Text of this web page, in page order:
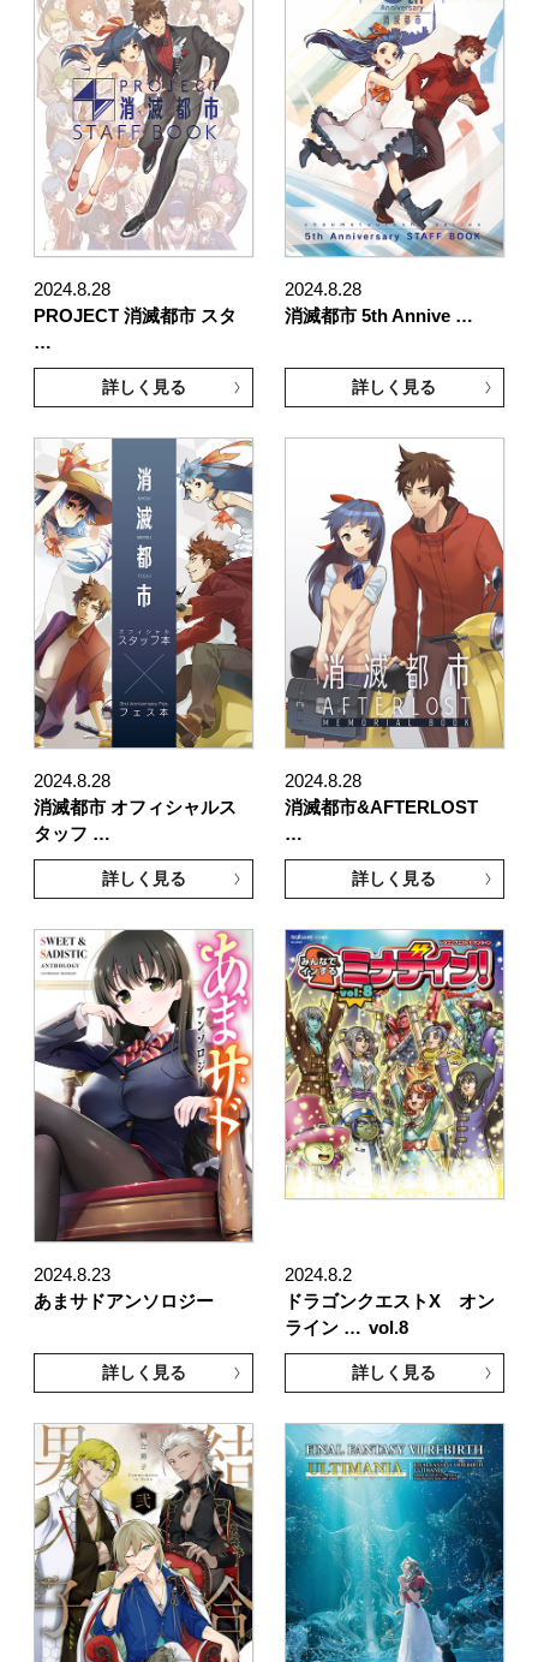
2024.8.28
PROJECT 消滅都市 スタ
…
詳しく見る
2024.8.28
消滅都市 5th Annive …
詳しく見る
2024.8.28
消滅都市 オフィシャルス
タッフ …
詳しく見る
2024.8.28
消滅都市&AFTERLOST
…
詳しく見る
2024.8.23
あまサドアンソロジー
詳しく見る
2024.8.2
ドラゴンクエストX オン
ライン … vol.8
詳しく見る